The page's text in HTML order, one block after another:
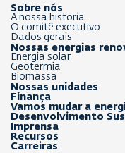
Sobre nós
A nossa historia
O comitê executivo
Dados gerais
Nossas energias
Energia solar
Geotermia
Biomassa
Nossas unidades
Finança
Vamos mudar a
Desenvolvimento
Imprensa
Recursos
Carreiras